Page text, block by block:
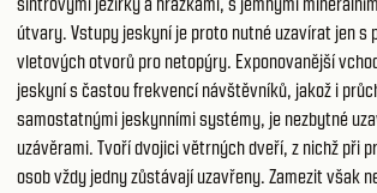
útvary. Vstupy jeskyní je proto nutné uzavírat jen s
vletových otvorů pro netopýry. Exponovanější
jeskyní s častou frekvencí návštěvníků, jakož i
samostatnými jeskynními systémy, je nezbytné
uzávěrami. Tvoří dvojici větrných dveří, z nichž při
osob vždy jedny zůstávají uzavřeny. Zamezit však